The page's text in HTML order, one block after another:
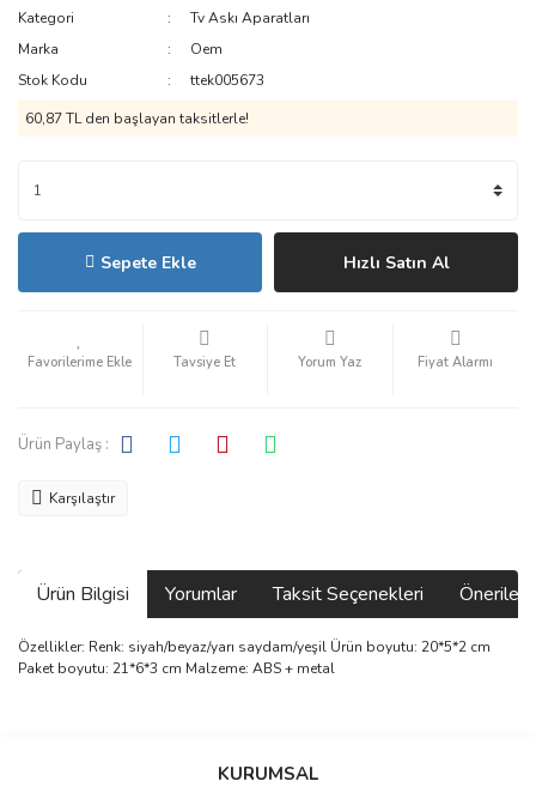
Kategori
Tv Askı Aparatları
Marka
Oem
Stok Kodu
ttek005673
60,87 TL den başlayan taksitlerle!
Sepete Ekle Hızlı Satın Al
Tavsiye Et Yorum Yaz Fiyat Alarmı
Ürün Paylaş :
Karşılaştır
Ürün Bilgisi Yorumlar Taksit Seçenekleri
Özellikler: Renk: siyah/beyaz/yarı saydam/yeşil Ürün boyutu: 20*5*2 cm
Paket boyutu: 21*6*3 cm Malzeme: ABS + metal
Bu ürüne ilk yorumu siz yapın!
KURUMSAL